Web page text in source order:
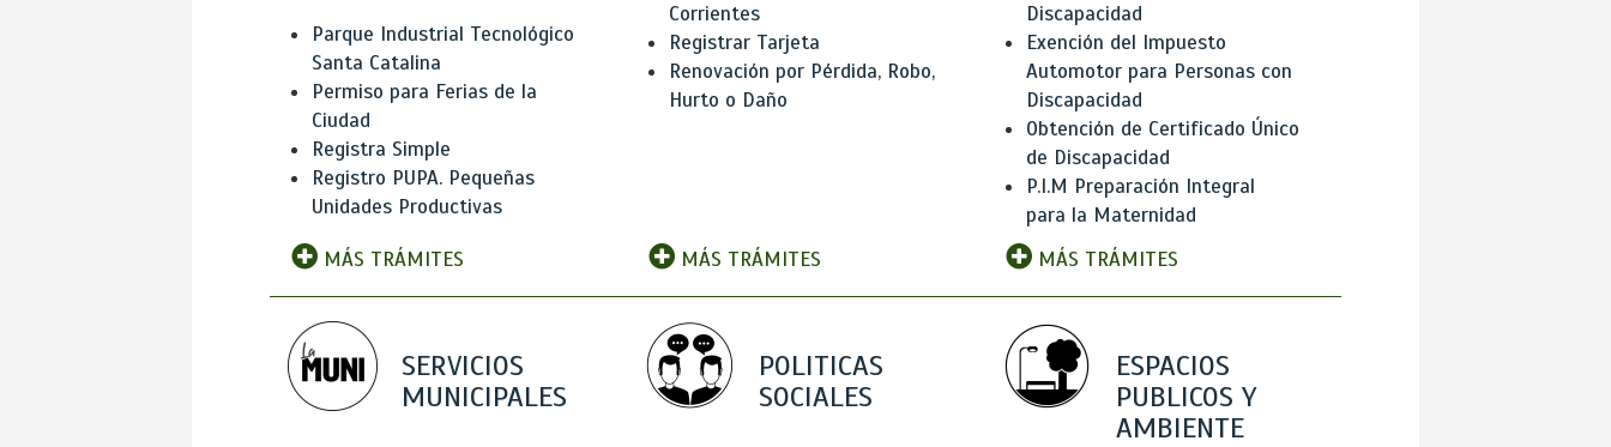
Parque Industrial Tecnológico
Santa Catalina
Permiso para Ferias de la
Ciudad
Registra Simple
Registro PUPA. Pequeñas
Unidades Productivas
MÁS TRÁMITES
Corrientes
Registrar Tarjeta
Renovación por Pérdida, Robo,
Hurto o Daño
MÁS TRÁMITES
Discapacidad
Exención del Impuesto
Automotor para Personas con
Discapacidad
Obtención de Certificado Único
de Discapacidad
P.I.M Preparación Integral
para la Maternidad
MÁS TRÁMITES
SERVICIOS
MUNICIPALES
POLITICAS
SOCIALES
ESPACIOS
PUBLICOS Y
AMBIENTE